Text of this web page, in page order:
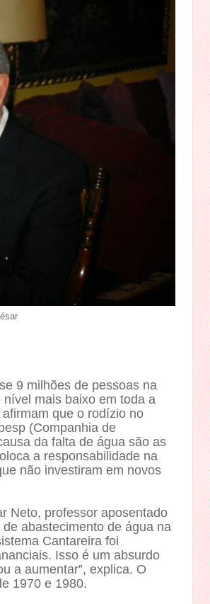
9 milhões de pessoas na
mais baixo em toda a
que o rodízio no
(Companhia de
da falta de água são as
a responsabilidade na
não investiram em novos
Neto, professor aposentado
abastecimento de água na
Cantareira foi
Isso é um absurdo
a aumentar”, explica. O
1970 e 1980.